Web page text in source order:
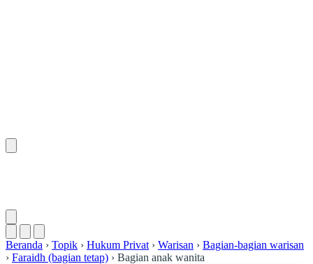
Beranda › Topik › Hukum Privat › Warisan › Bagian-bagian warisan
› Faraidh (bagian tetap) › Bagian anak wanita